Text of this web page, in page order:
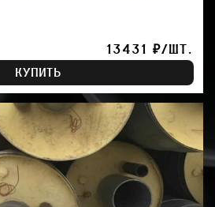
13431 ₽/ШТ.
КУПИТЬ